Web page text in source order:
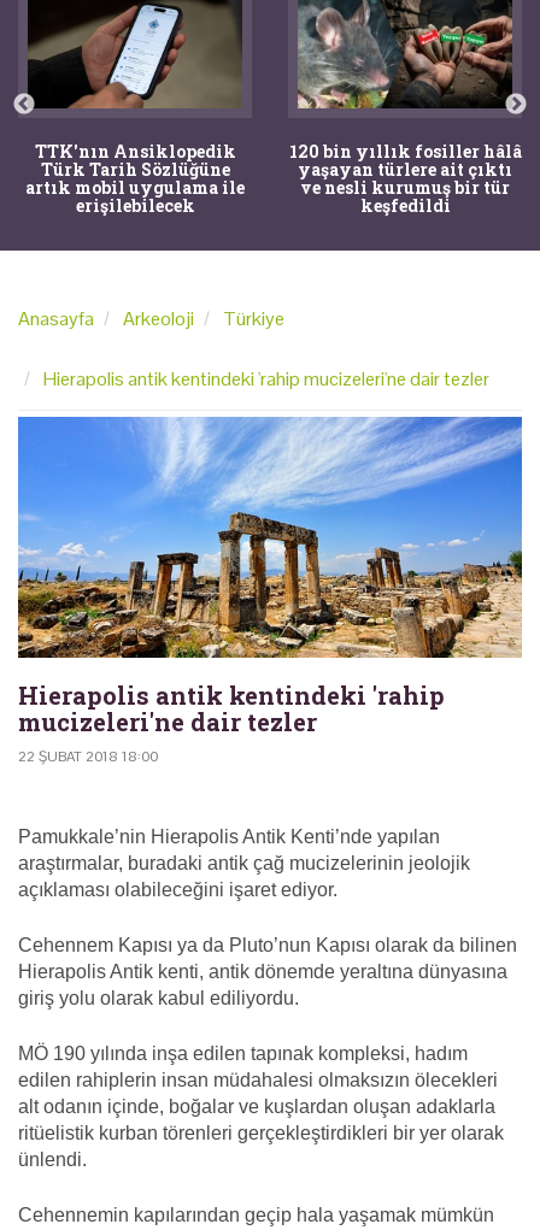
TTK'nın Ansiklopedik
Türk Tarih Sözlüğüne
artık mobil uygulama ile
erişilebilecek
120 bin yıllık fosiller hâlâ
yaşayan türlere ait çıktı
ve nesli kurumuş bir tür
keşfedildi
Anasayfa Arkeoloji Türkiye
Hierapolis antik kentindeki 'rahip mucizeleri'ne dair tezler
Hierapolis antik kentindeki 'rahip
mucizeleri'ne dair tezler
22 ŞUBAT 2018 18:00
Pamukkale’nin Hierapolis Antik Kenti’nde yapılan
araştırmalar, buradaki antik çağ mucizelerinin jeolojik
açıklaması olabileceğini işaret ediyor.
Cehennem Kapısı ya da Pluto’nun Kapısı olarak da bilinen
Hierapolis Antik kenti, antik dönemde yeraltına dünyasına
giriş yolu olarak kabul ediliyordu.
MÖ 190 yılında inşa edilen tapınak kompleksi, hadım
edilen rahiplerin insan müdahalesi olmaksızın ölecekleri
alt odanın içinde, boğalar ve kuşlardan oluşan adaklarla
ritüelistik kurban törenleri gerçekleştirdikleri bir yer olarak
ünlendi.
Cehennemin kapılarından geçip hala yaşamak mümkün